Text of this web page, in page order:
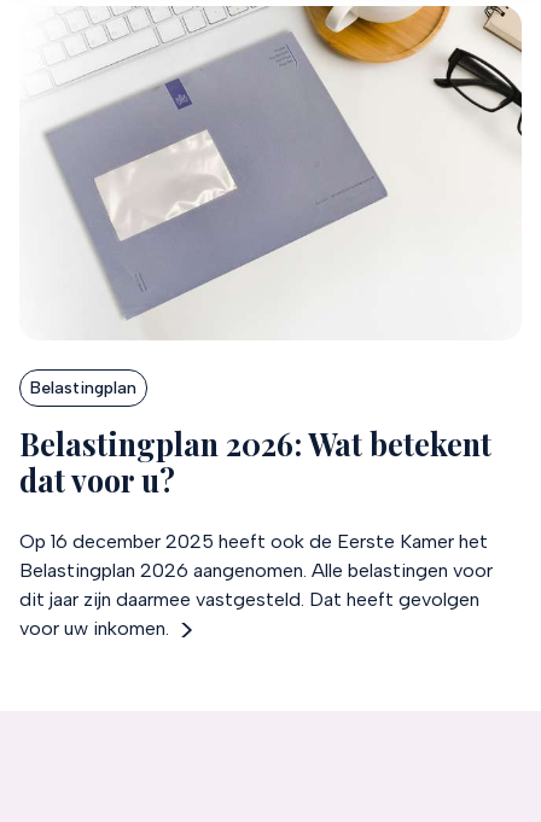
informatie die u aan ze heeft verstrekt of die ze hebben
verzameld op basis van uw gebruik van hun services.
Verandert u later van gedachten? U kunt uw voorkeuren
aanpassen of uw toestemming intrekken door te klikken
op het blauwe icoontje linksonder.
Lees hierover meer in ons
privacybeleid
cookiebeleid
Belastingplan
Belastingplan 2026: Wat betekent
dat voor u?
Op 16 december 2025 heeft ook de Eerste Kamer het
Belastingplan 2026 aangenomen. Alle belastingen voor
dit jaar zijn daarmee vastgesteld. Dat heeft gevolgen
voor uw inkomen.